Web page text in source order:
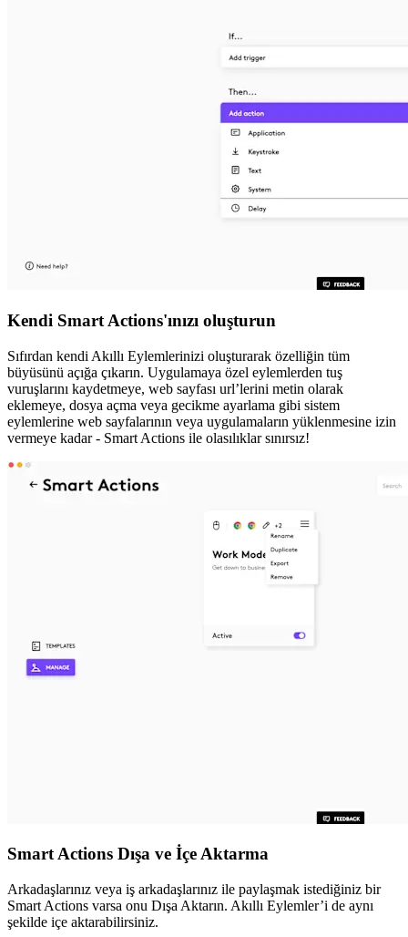
Kendi Smart Actions'ınızı oluşturun
Sıfırdan kendi Akıllı Eylemlerinizi oluşturarak özelliğin tüm
büyüsünü açığa çıkarın. Uygulamaya özel eylemlerden tuş
vuruşlarını kaydetmeye, web sayfası url’lerini metin olarak
eklemeye, dosya açma veya gecikme ayarlama gibi sistem
eylemlerine web sayfalarının veya uygulamaların yüklenmesine izin
vermeye kadar - Smart Actions ile olasılıklar sınırsız!
Smart Actions Dışa ve İçe Aktarma
Arkadaşlarınız veya iş arkadaşlarınız ile paylaşmak istediğiniz bir
Smart Actions varsa onu Dışa Aktarın. Akıllı Eylemler’i de aynı
şekilde içe aktarabilirsiniz.